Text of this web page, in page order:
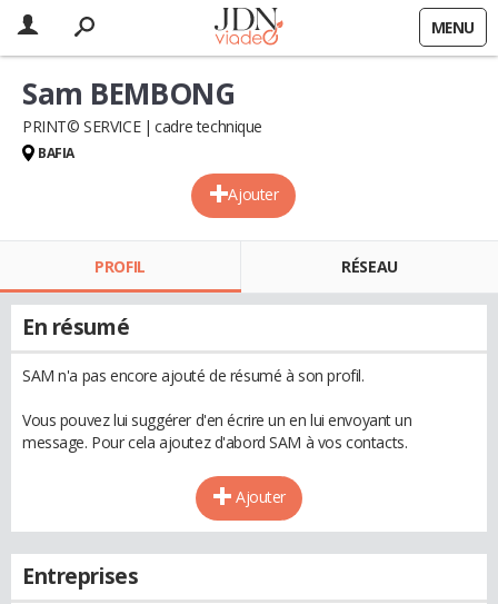
MENU
Ajouter
Sam BEMBONG
PRINT© SERVICE cadre technique
BAFIA
PROFIL RÉSEAU
En résumé
SAM n'a pas encore ajouté de résumé à son profil.
Vous pouvez lui suggérer d'en écrire un en lui envoyant un
message. Pour cela ajoutez d'abord SAM à vos contacts.
Ajouter
Entreprises